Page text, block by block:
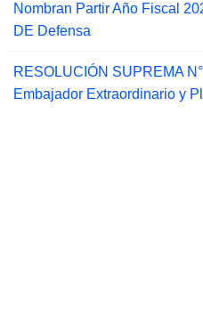
Nombran Partir Año Fiscal
DE Defensa
RESOLUCIÓN SUPREMA
Embajador Extraordinario y